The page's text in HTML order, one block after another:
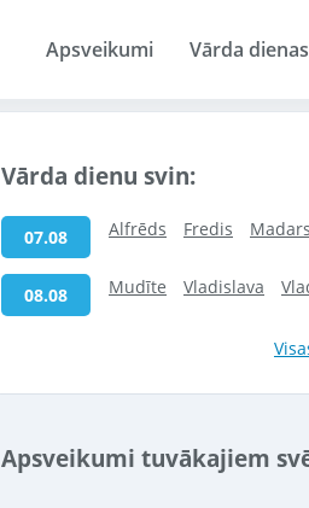
Apsveikumi Vārda dienas
Vārda dienu svin:
07.08 Alfrēds Fredis Madars
08.08 Mudīte Vladislava
Apsveikumi tuvākajiem